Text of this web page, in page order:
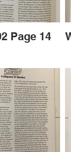
Page 14